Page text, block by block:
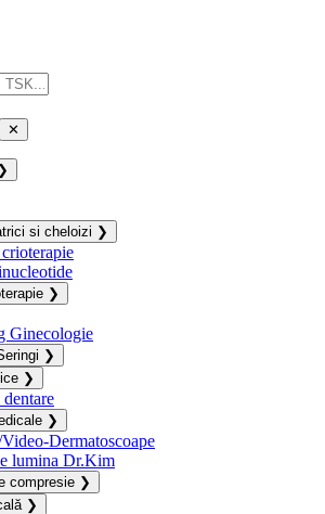
✕
❯
si cheloizi ❯
❯
Ginecologie
❯
❯
❯
Dermatoscoape
lumina Dr.Kim
compresie ❯
❯